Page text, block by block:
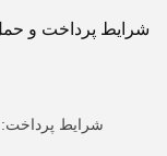
شرایط پرداخت و
شرایط پرداخت: L/C، D/A، D/P، T/T، وسترن یونیون، مانی گرام